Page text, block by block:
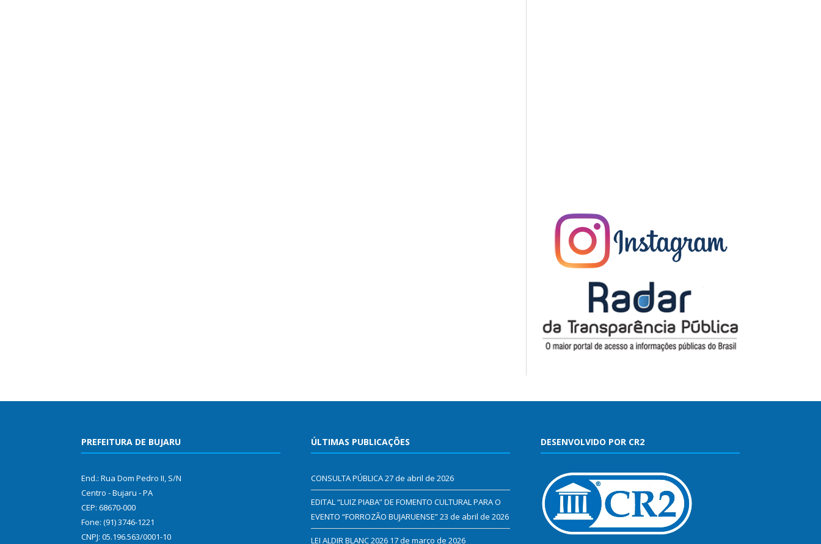
PREFEITURA DE BUJARU
End.: Rua Dom Pedro II, S/N
Centro - Bujaru - PA
CEP: 68670-000
Fone: (91) 3746-1221
CNPJ: 05.196.563/0001-10
ÚLTIMAS PUBLICAÇÕES
CONSULTA PÚBLICA27 de abril de 2026
EDITAL “LUIZ PIABA” DE FOMENTO CULTURAL PARA O
EVENTO “FORROZÃO BUJARUENSE”23 de abril de 2026
LEI ALDIR BLANC 2026 17 de março de 2026
DESENVOLVIDO POR CR2